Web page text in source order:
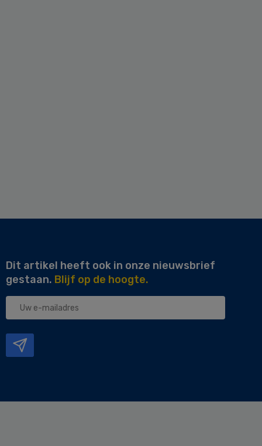
Dit artikel heeft ook in onze nieuwsbrief
gestaan. Blijf op de hoogte.
Uw